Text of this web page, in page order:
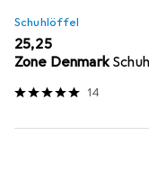
Schuhlöffel
EUR
25,25
Zone Denmark
14